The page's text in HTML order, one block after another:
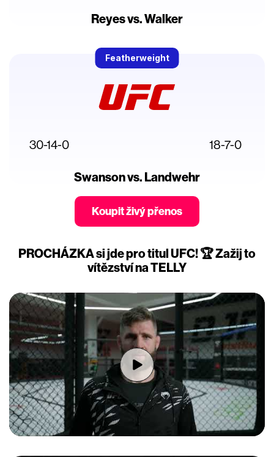
Reyes vs. Walker
Featherweight
30-14-0 18-7-0
Swanson vs. Landwehr
Koupit živý přenos
PROCHÁZKA si jde pro titul UFC! 🏆 Zažij to
vítězství na TELLY